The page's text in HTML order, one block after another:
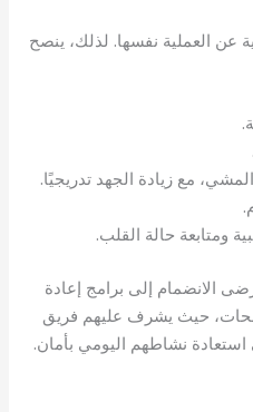
عن العملية نفسها. لذلك، ينصح
مع زيادة الجهد تدريجيًا.
ومتابعة حالة القلب.
الانضمام إلى برامج إعادة
حيث يشرف عليهم فريق
نشاطهم اليومي بأمان.